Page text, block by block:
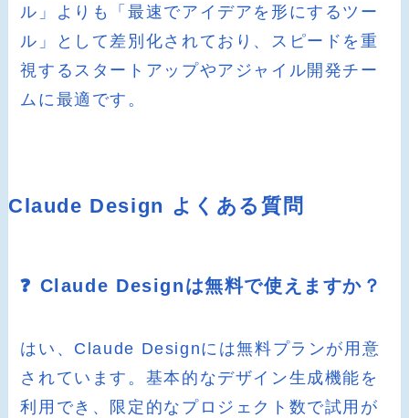
ル」よりも「最速でアイデアを形にするツー
ル」として差別化されており、スピードを重
視するスタートアップやアジャイル開発チー
ムに最適です。
Claude Design よくある質問
❓ Claude Designは無料で使えますか？
はい、Claude Designには無料プランが用意
されています。基本的なデザイン生成機能を
利用でき、限定的なプロジェクト数で試用が